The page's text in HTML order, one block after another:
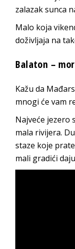
zalazak sunca
Malo koja
doživljaja na
Balaton –
Kažu da
mnogi će vam
Najveće jezero
mala rivijera.
staze koje
mali gradići